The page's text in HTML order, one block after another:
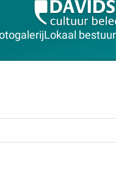
Lokaal bestuur